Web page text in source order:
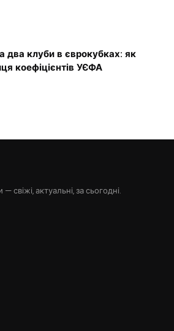
два клуби в єврокубках: як
коефіцієнтів УЄФА
свіжі, актуальні, за сьогодні.